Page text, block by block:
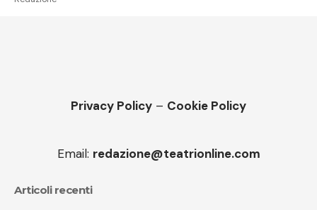
Privacy Policy – Cookie Policy
Email: redazione@teatrionline.com
Articoli recenti